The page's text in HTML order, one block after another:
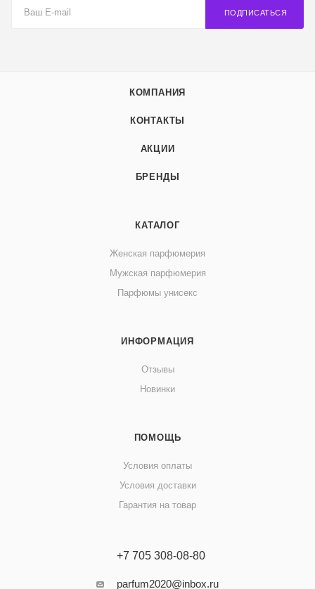
ПОДПИСАТЬСЯ
КОМПАНИЯ
КОНТАКТЫ
АКЦИИ
БРЕНДЫ
КАТАЛОГ
Женская парфюмерия
Мужская парфюмерия
Парфюмы унисекс
ИНФОРМАЦИЯ
Отзывы
Новинки
ПОМОЩЬ
Условия оплаты
Условия доставки
Гарантия на товар
+7 705 308-08-80
parfum2020@inbox.ru